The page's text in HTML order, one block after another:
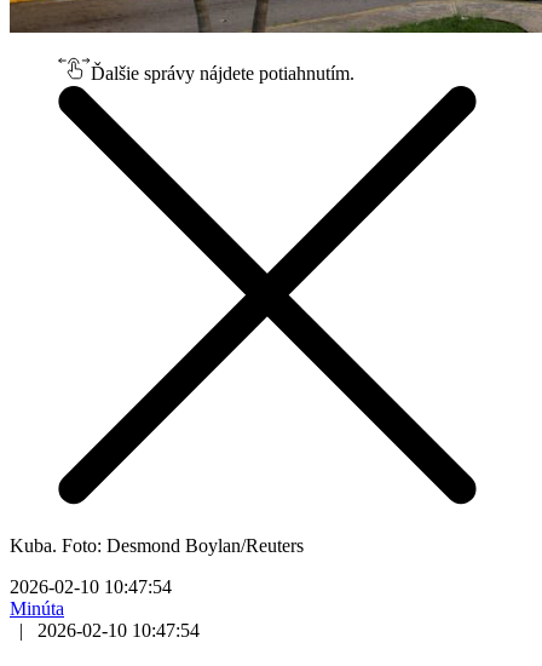
Ďalšie správy nájdete potiahnutím.
Kuba. Foto: Desmond Boylan/Reuters
2026-02-10 10:47:54
Minúta
|
2026-02-10 10:47:54